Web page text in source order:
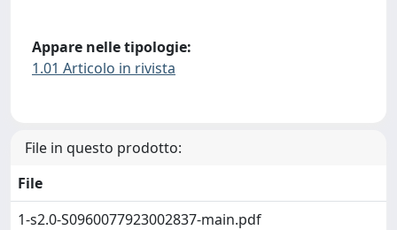
Appare nelle tipologie:
1.01 Articolo in rivista
File in questo prodotto:
File
1-s2.0-S0960077923002837-main.pdf